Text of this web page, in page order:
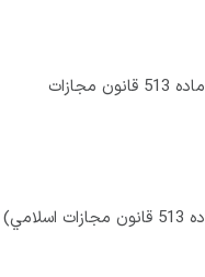
2ـ اهانت به دين مبين اسلام و مقدسات آن ( بند 7 ماده ماده 6 قانون مجازات اسلامي و ماده 513 قانون مجازات